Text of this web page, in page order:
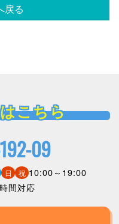
戻る
こちら
09
日 祝 10:00～19:00
間対応